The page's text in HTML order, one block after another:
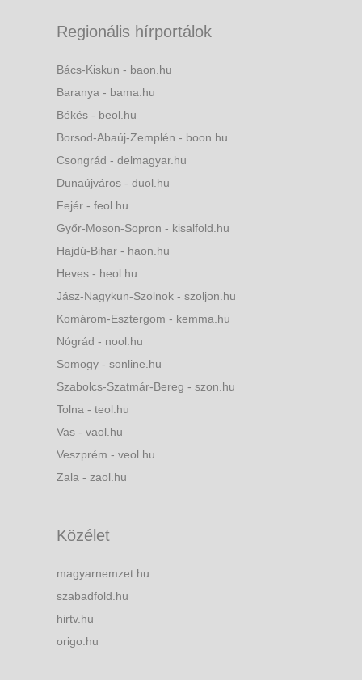
Regionális hírportálok
Bács-Kiskun - baon.hu
Baranya - bama.hu
Békés - beol.hu
Borsod-Abaúj-Zemplén - boon.hu
Csongrád - delmagyar.hu
Dunaújváros - duol.hu
Fejér - feol.hu
Győr-Moson-Sopron - kisalfold.hu
Hajdú-Bihar - haon.hu
Heves - heol.hu
Jász-Nagykun-Szolnok - szoljon.hu
Komárom-Esztergom - kemma.hu
Nógrád - nool.hu
Somogy - sonline.hu
Szabolcs-Szatmár-Bereg - szon.hu
Tolna - teol.hu
Vas - vaol.hu
Veszprém - veol.hu
Zala - zaol.hu
Közélet
magyarnemzet.hu
szabadfold.hu
hirtv.hu
origo.hu